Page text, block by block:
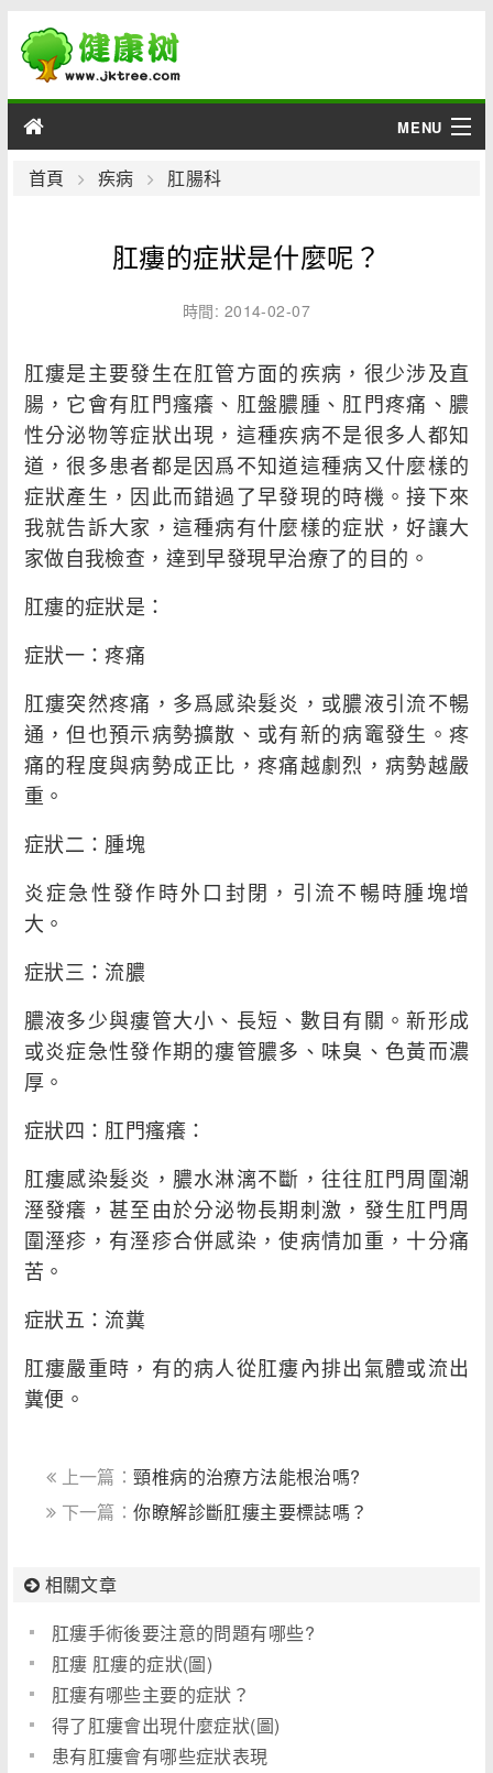
MENU
男性
綜合
疾病
首頁 疾病 肛腸科
肛瘻的症狀是什麼呢？
時間: 2014-02-07
肛瘻是主要發生在肛管方面的疾病，很少涉及直
腸，它會有肛門瘙癢、肛盤膿腫、肛門疼痛、膿
性分泌物等症狀出現，這種疾病不是很多人都知
道，很多患者都是因爲不知道這種病又什麼樣的
症狀產生，因此而錯過了早發現的時機。接下來
我就告訴大家，這種病有什麼樣的症狀，好讓大
家做自我檢查，達到早發現早治療了的目的。
肛瘻的症狀是：
症狀一：疼痛
肛瘻突然疼痛，多爲感染髮炎，或膿液引流不暢
通，但也預示病勢擴散、或有新的病竈發生。疼
痛的程度與病勢成正比，疼痛越劇烈，病勢越嚴
重。
症狀二：腫塊
炎症急性發作時外口封閉，引流不暢時腫塊增
大。
症狀三：流膿
膿液多少與瘻管大小、長短、數目有關。新形成
或炎症急性發作期的瘻管膿多、味臭、色黃而濃
厚。
症狀四：肛門瘙癢：
肛瘻感染髮炎，膿水淋漓不斷，往往肛門周圍潮
溼發癢，甚至由於分泌物長期刺激，發生肛門周
圍溼疹，有溼疹合併感染，使病情加重，十分痛
苦。
症狀五：流糞
肛瘻嚴重時，有的病人從肛瘻內排出氣體或流出
糞便。
上一篇：頸椎病的治療方法能根治嗎?
下一篇：你瞭解診斷肛瘻主要標誌嗎？
相關文章
肛瘻手術後要注意的問題有哪些?
肛瘻 肛瘻的症狀(圖)
肛瘻有哪些主要的症狀？
得了肛瘻會出現什麼症狀(圖)
患有肛瘻會有哪些症狀表現